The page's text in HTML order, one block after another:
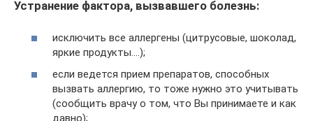
Устранение фактора, вызвавшего болезнь:
исключить все аллергены (цитрусовые, шоколад,
яркие продукты….);
если ведется прием препаратов, способных
вызвать аллергию, то тоже нужно это учитывать
(сообщить врачу о том, что Вы принимаете и как
давно);